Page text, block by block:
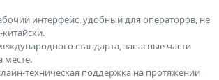
интерфейс, удобный для операторов, не
стандарта, запасные части
месте.
техническая поддержка на протяжении